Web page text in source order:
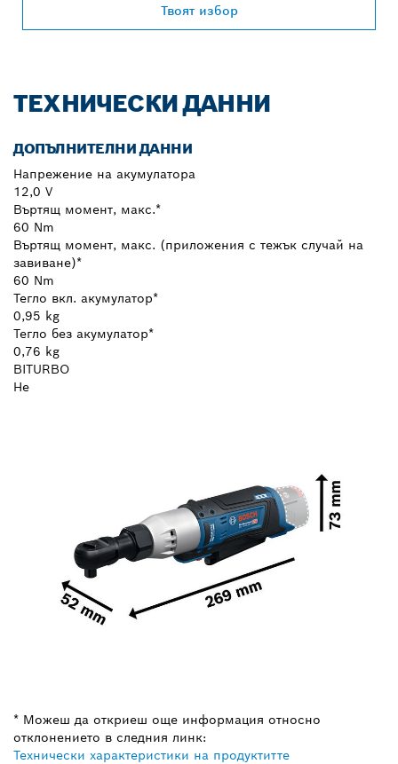
Твоят избор
ТЕХНИЧЕСКИ ДАННИ
ДОПЪЛНИТЕЛНИ ДАННИ
Напрежение на акумулатора
12,0 V
Въртящ момент, макс.*
60 Nm
Въртящ момент, макс. (приложения с тежък случай на
завиване)*
60 Nm
Тегло вкл. акумулатор*
0,95 kg
Тегло без акумулатор*
0,76 kg
BITURBO
Не
* Можеш да откриеш още информация относно
отклонението в следния линк:
Технически характеристики на продуктитте